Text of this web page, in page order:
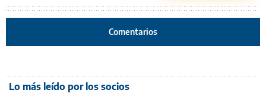
Comentarios
Lo más leído por los socios